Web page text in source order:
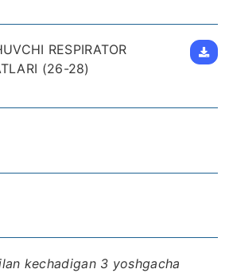
RESPIRATOR
(26-28)
kechadigan 3 yoshgacha